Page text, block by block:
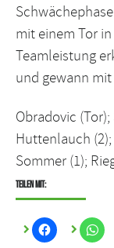
mit einem Tor
Teamleistung
und gewann mit
Obradovic
Huttenlauch (2);
Sommer (1);
Teilen mit: